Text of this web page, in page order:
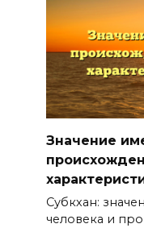
Значение
Субкхан:
человека и